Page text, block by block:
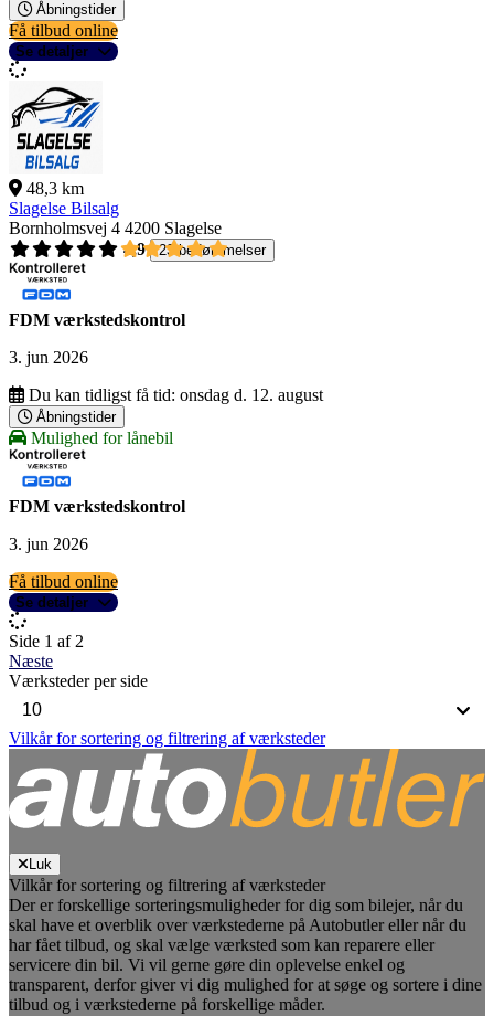
Åbningstider
Få tilbud online
Se detaljer
48,3 km
Slagelse Bilsalg
Bornholmsvej 4 4200 Slagelse
4,9
23 bedømmelser
FDM værkstedskontrol
3. jun 2026
Du kan tidligst få tid: onsdag d. 12. august
Åbningstider
Mulighed for lånebil
FDM værkstedskontrol
3. jun 2026
Få tilbud online
Se detaljer
Side 1 af 2
Næste
Værksteder per side
Vilkår for sortering og filtrering af værksteder
Luk
Vilkår for sortering og filtrering af værksteder
Der er forskellige sorteringsmuligheder for dig som bilejer, når du
skal have et overblik over værkstederne på Autobutler eller når du
har fået tilbud, og skal vælge værksted som kan reparere eller
servicere din bil. Vi vil gerne gøre din oplevelse enkel og
transparent, derfor giver vi dig mulighed for at søge og sortere i dine
tilbud og i værkstederne på forskellige måder.